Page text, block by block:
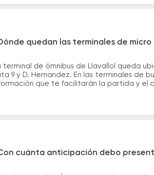
quedan las terminales de micro
terminal de ómnibus de Llavallol queda
9 y D. Hernandez. En las terminales de
que te facilitarán la partida y el
cuánta anticipación debo